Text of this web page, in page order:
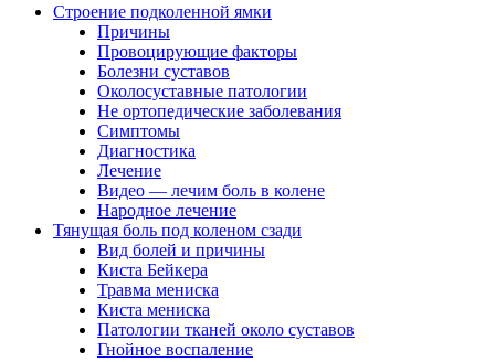
Строение подколенной ямки
Причины
Провоцирующие факторы
Болезни суставов
Околосуставные патологии
Не ортопедические заболевания
Симптомы
Диагностика
Лечение
Видео — лечим боль в колене
Народное лечение
Тянущая боль под коленом сзади
Вид болей и причины
Киста Бейкера
Травма мениска
Киста мениска
Патологии тканей около суставов
Гнойное воспаление